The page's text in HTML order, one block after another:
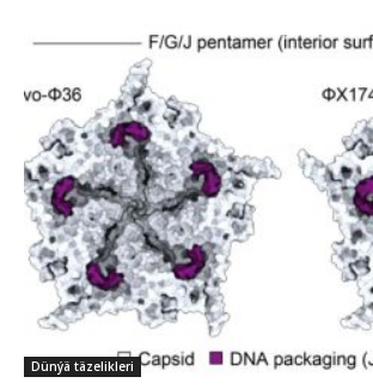
Dünýä täzelikleri